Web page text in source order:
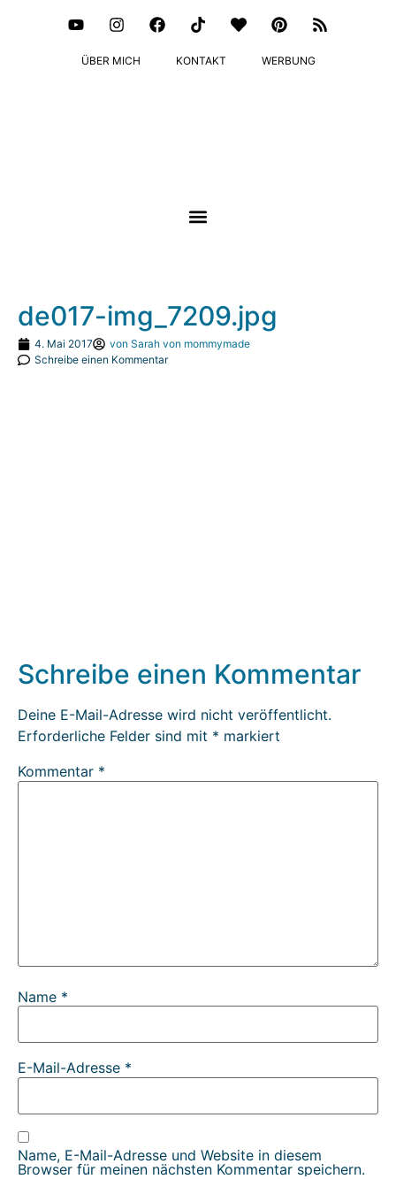
ÜBER MICH KONTAKT WERBUNG
de017-img_7209.jpg
4. Mai 2017 von Sarah von mommymade
Schreibe einen Kommentar
Schreibe einen Kommentar
Deine E-Mail-Adresse wird nicht veröffentlicht.
Erforderliche Felder sind mit * markiert
Kommentar *
Name *
E-Mail-Adresse *
Name, E-Mail-Adresse und Website in diesem
Browser für meinen nächsten Kommentar speichern.